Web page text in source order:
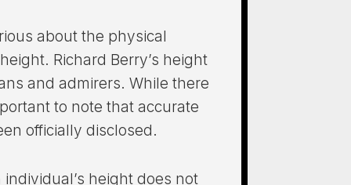
about the physical
Richard Berry’s height
and admirers. While there
to note that accurate
officially disclosed.
height does not